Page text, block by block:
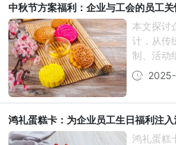
中秋节方案福利：企业与工会的员工
本文探讨
计，从传
制、活动
鸿礼蛋糕卡：为企业员工生日福利注
鸿礼蛋糕